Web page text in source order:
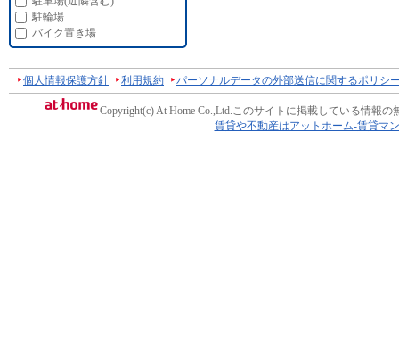
駐輪場
バイク置き場
個人情報保護方針 利用規約 パーソナルデータの外部送信に関するポリシ
Copyright(c) At Home Co.,Ltd.このサイトに掲載している情報の
賃貸や不動産はアットホーム-賃貸マ